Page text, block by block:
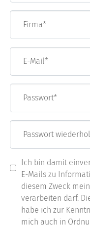
Firma*
E-Mail
Passwort
Passwort
Ich bin damit
E-Mails zu
diesem Zweck
verarbeiten darf.
habe ich zur
mich auch in